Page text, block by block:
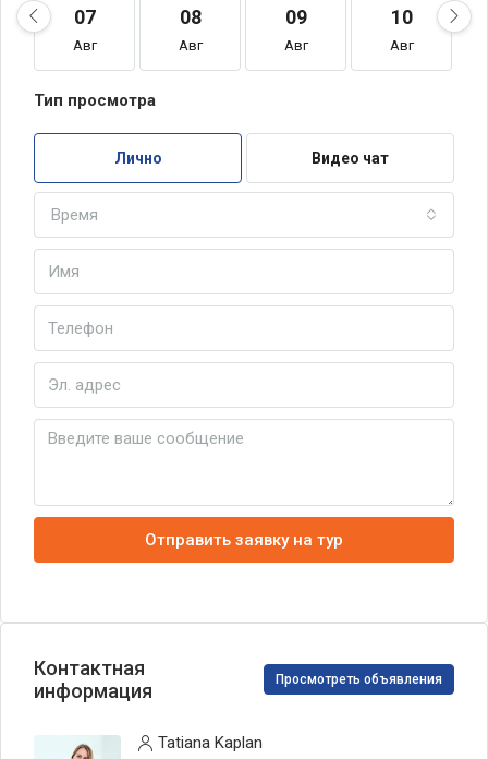
07
Авг
08
Авг
09
Авг
10
Авг
Тип просмотра
Лично Видео чат
Время
Отправить заявку на тур
Контактная
информация
Просмотреть объявления
Tatiana Kaplan